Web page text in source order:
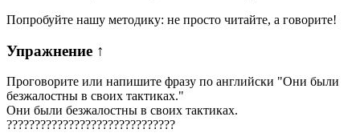
Попробуйте нашу методику: не просто читайте, а говорите!
Упражнение ↑
Проговорите или напишите фразу по английски "Они были
безжалостны в своих тактиках."
Они были безжалостны в своих тактиках.
??????????????????????????????